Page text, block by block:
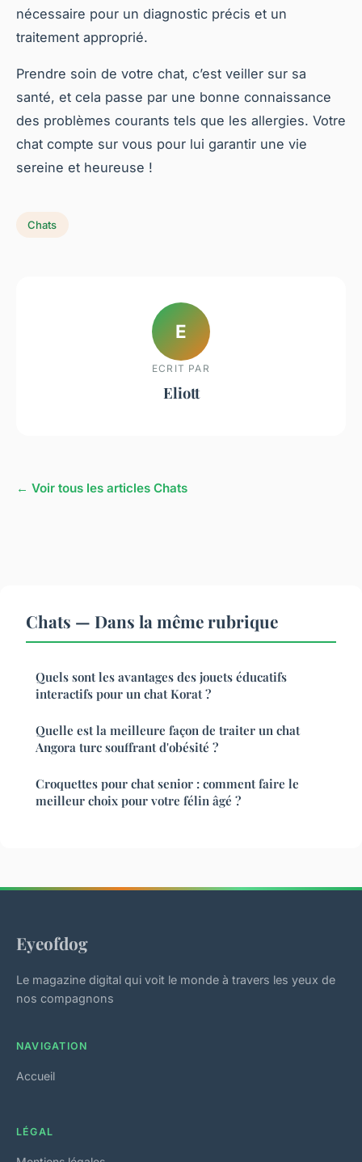
nécessaire pour un diagnostic précis et un
traitement approprié.
Prendre soin de votre chat, c’est veiller sur sa
santé, et cela passe par une bonne connaissance
des problèmes courants tels que les allergies. Votre
chat compte sur vous pour lui garantir une vie
sereine et heureuse !
Chats
E
ECRIT PAR
Eliott
← Voir tous les articles Chats
Chats — Dans la même rubrique
Quels sont les avantages des jouets éducatifs
interactifs pour un chat Korat ?
Quelle est la meilleure façon de traiter un chat
Angora turc souffrant d'obésité ?
Croquettes pour chat senior : comment faire le
meilleur choix pour votre félin âgé ?
Eyeofdog
Le magazine digital qui voit le monde à travers les yeux de
nos compagnons
NAVIGATION
Accueil
LÉGAL